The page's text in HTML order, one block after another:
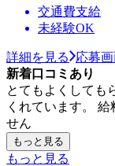
交通費支給
未経験OK
詳細を見る
応募
新着口コミあり
とてもよくしても
くれています。
せん
もっと見る
もっと見る